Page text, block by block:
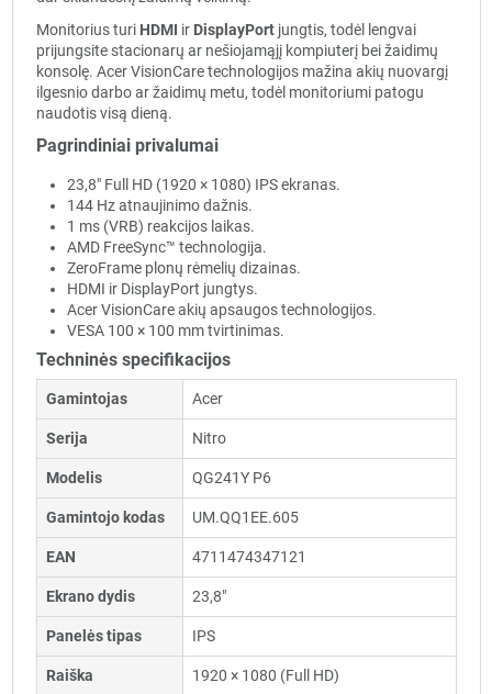
Monitorius turi HDMI ir DisplayPortjungtis, todėl lengvai
prijungsite stacionarų ar nešiojamąjį kompiuterį bei žaidimų
konsolę. Acer VisionCare technologijos mažina akių nuovargį
ilgesnio darbo ar žaidimų metu, todėl monitoriumi patogu
naudotis visą dieną.
Pagrindiniai privalumai
23,8" Full HD (1920 × 1080) IPS ekranas.
144 Hz atnaujinimo dažnis.
1 ms (VRB) reakcijos laikas.
AMD FreeSync™ technologija.
ZeroFrame plonų rėmelių dizainas.
HDMI ir DisplayPort jungtys.
Acer VisionCare akių apsaugos technologijos.
VESA 100 × 100 mm tvirtinimas.
Techninės specifikacijos
Gamintojas Acer
Serija Nitro
Modelis QG241Y P6
Gamintojo kodas UM.QQ1EE.605
EAN 4711474347121
Ekrano dydis 23,8"
Panelės tipas IPS
Raiška 1920 × 1080 (Full HD)